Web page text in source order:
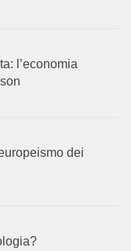
l’economia
dei